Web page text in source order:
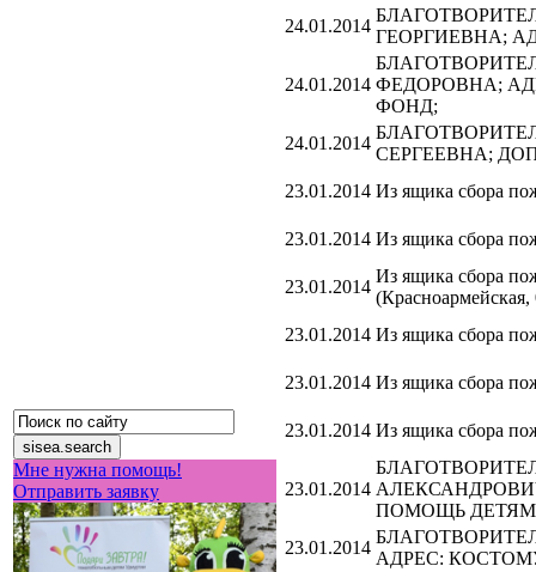
Мне нужна помощь!
Отправить заявку
24.01.2014
ГЕОРГИЕВНА;
24.01.2014 ФЕДОРОВНА;
ФОНД;
24.01.2014
СЕРГЕЕВНА;
23.01.2014 Из ящика сбора
23.01.2014 Из ящика сбора
23.01.2014
Из ящика сбора
(Красноармейская,
23.01.2014 Из ящика сбора
23.01.2014 Из ящика сбора
23.01.2014 Из ящика сбора
23.01.2014
ПОМОЩЬ
23.01.2014
АДРЕС: